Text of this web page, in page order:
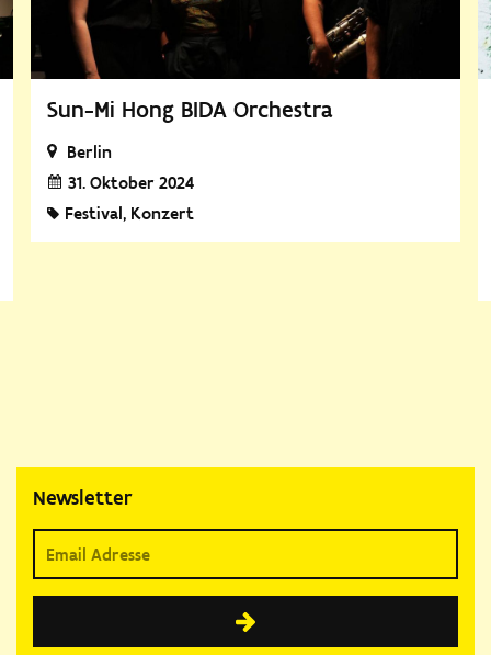
Sun-Mi Hong BIDA Orchestra
Berlin
31. Oktober 2024
Festival Konzert
Newsletter